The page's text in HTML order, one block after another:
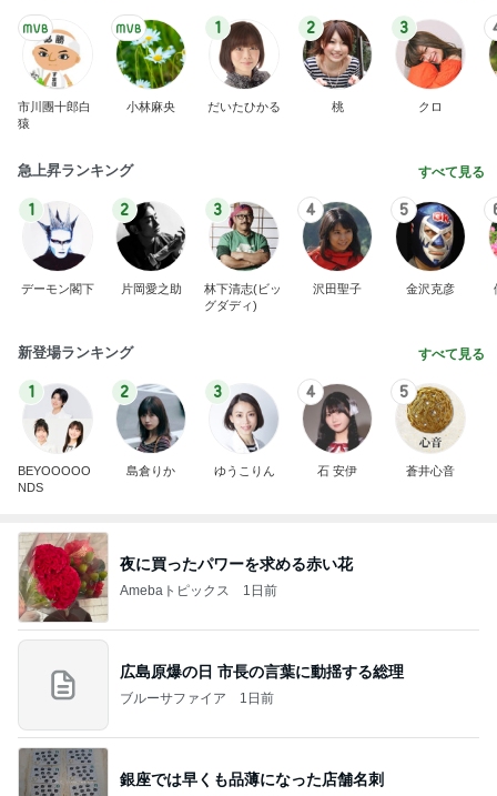
市川團十郎白
猿
小林麻央
1
だいたひかる
2
桃
3
クロ
急上昇ランキング すべて見る
1
デーモン閣下
2
片岡愛之助
3
林下清志(ビッ
グダディ)
4
沢田聖子
5
金沢克彦
新登場ランキング すべて見る
1
BEYOOOOO
NDS
2
島倉りか
3
ゆうこりん
4
石 安伊
5
蒼井心音
夜に買ったパワーを求める赤い花
Amebaトピックス 1日前
広島原爆の日 市長の言葉に動揺する総理
ブルーサファイア 1日前
銀座では早くも品薄になった店舗名刺